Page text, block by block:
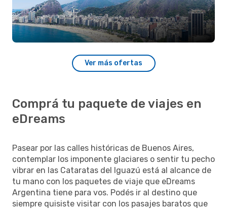
Ver más ofertas
Comprá tu paquete de viajes en
eDreams
Pasear por las calles históricas de Buenos Aires,
contemplar los imponente glaciares o sentir tu pecho
vibrar en las Cataratas del Iguazú está al alcance de
tu mano con los paquetes de viaje que eDreams
Argentina tiene para vos. Podés ir al destino que
siempre quisiste visitar con los pasajes baratos que